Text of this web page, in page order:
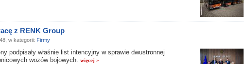
z RENK Group
w kategorii: Firmy
podpisały właśnie list intencyjny w sprawie dwustronnej
wozów bojowych. więcej »